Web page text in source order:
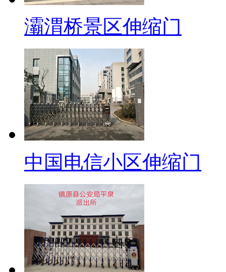
灞渭桥景区伸缩门
中国电信小区伸缩门